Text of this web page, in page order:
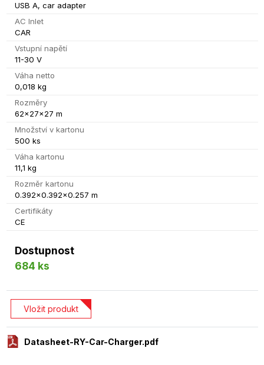
USB A, car adapter
AC Inlet
CAR
Vstupní napětí
11-30 V
Váha netto
0,018 kg
Rozměry
62x27x27 m
Množství v kartonu
500 ks
Váha kartonu
11,1 kg
Rozměr kartonu
0.392x0.392x0.257 m
Certifikáty
CE
Dostupnost
684 ks
Datasheet-RY-Car-Charger.pdf
Vložit produkt